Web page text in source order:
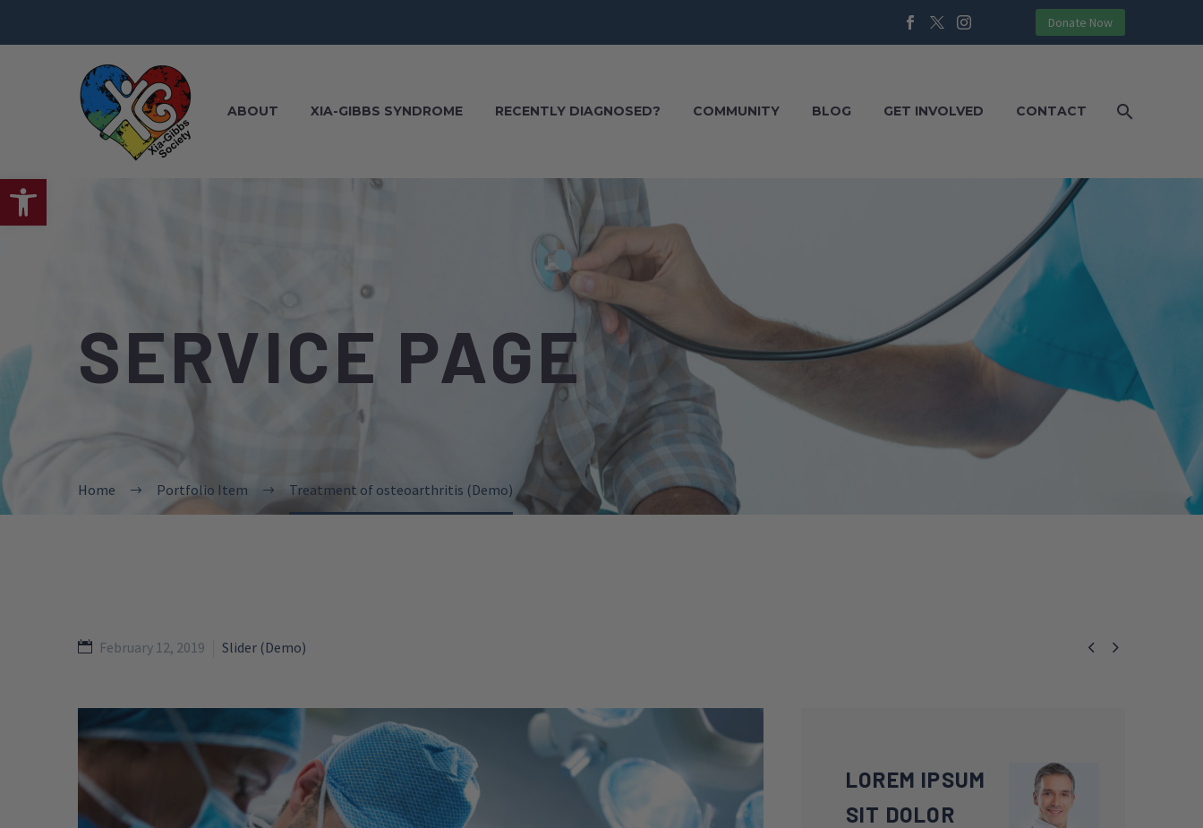
Open toolbar
Donate Now
ABOUT XIA-GIBBS SYNDROME RECENTLY DIAGNOSED? COMMUNITY BLOG GET INVOLVED CONTACT
SERVICE PAGE
Home Portfolio Item Treatment of osteoarthritis (Demo)
 
February 12, 2019 Slider (Demo)
LOREM IPSUM
SIT DOLOR